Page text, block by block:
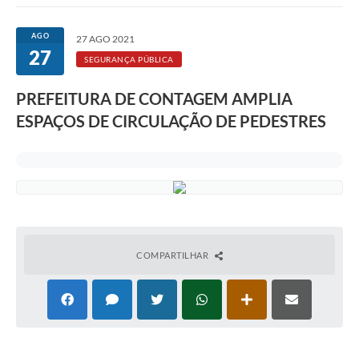
Rotativo
Atendimento
Transparência
AGO
27
27 AGO 2021
SEGURANÇA PÚBLICA
PREFEITURA DE CONTAGEM AMPLIA
ESPAÇOS DE CIRCULAÇÃO DE PEDESTRES
COMPARTILHAR